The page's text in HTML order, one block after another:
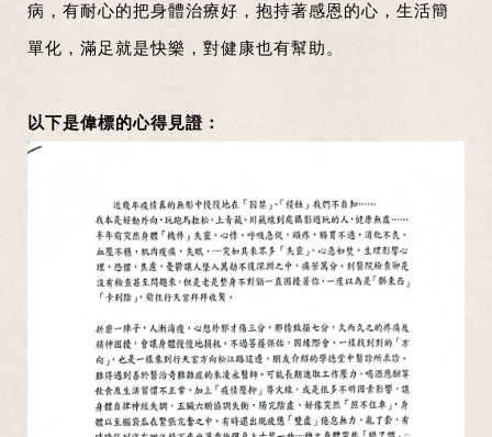
病，有耐心的把身體治療好，抱持著感恩的心，生活簡
單化，滿足就是快樂，對健康也有幫助。
以下是偉標的心得見證：